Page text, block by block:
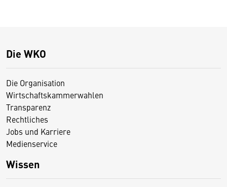
Die WKO
Die Organisation
Wirtschaftskammerwahlen
Transparenz
Rechtliches
Jobs und Karriere
Medienservice
Wissen